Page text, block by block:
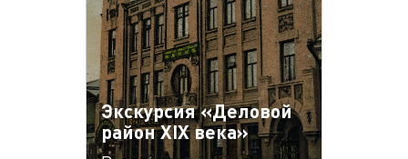
Экскурсия «Деловой
район XIX века»